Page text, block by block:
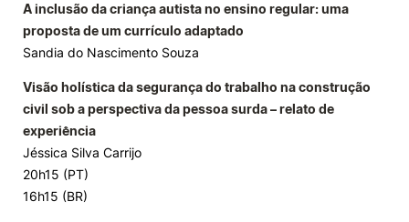
A inclusão da criança autista no ensino regular: uma
proposta de um currículo adaptado
Sandia do Nascimento Souza
Visão holística da segurança do trabalho na construção
civil sob a perspectiva da pessoa surda – relato de
experiência
Jéssica Silva Carrijo
20h15 (PT)
16h15 (BR)